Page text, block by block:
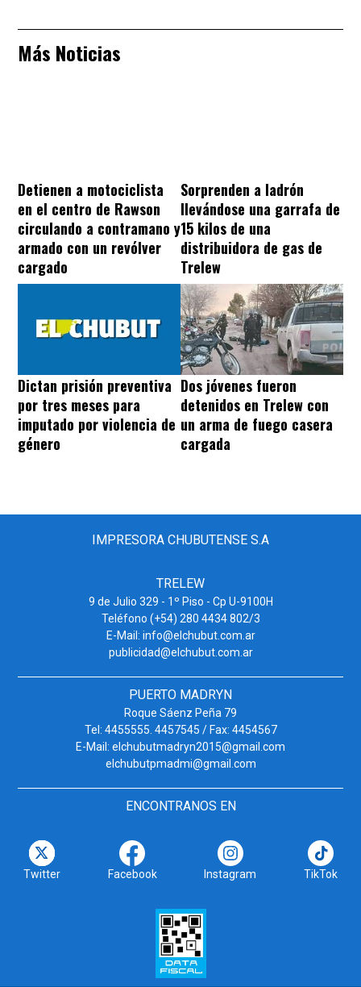
Más Noticias
Detienen a motociclista
en el centro de Rawson
circulando a contramano y
armado con un revólver
cargado
Sorprenden a ladrón
llevándose una garrafa de
15 kilos de una
distribuidora de gas de
Trelew
Dictan prisión preventiva
por tres meses para
imputado por violencia de
género
Dos jóvenes fueron
detenidos en Trelew con
un arma de fuego casera
cargada
IMPRESORA CHUBUTENSE S.A
TRELEW
9 de Julio 329 - 1º Piso - Cp U-9100H
Teléfono (+54) 280 4434 802/3
E-Mail: info@elchubut.com.ar
publicidad@elchubut.com.ar
PUERTO MADRYN
Roque Sáenz Peña 79
Tel: 4455555. 4457545 / Fax: 4454567
E-Mail: elchubutmadryn2015@gmail.com
elchubutpmadmi@gmail.com
ENCONTRANOS EN
Twitter Facebook Instagram TikTok